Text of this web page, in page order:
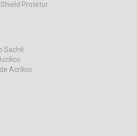
Protetor
Sachê
Acrílico